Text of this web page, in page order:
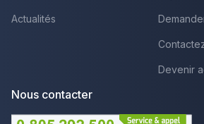
Actualités
Devenir
Nous contacter